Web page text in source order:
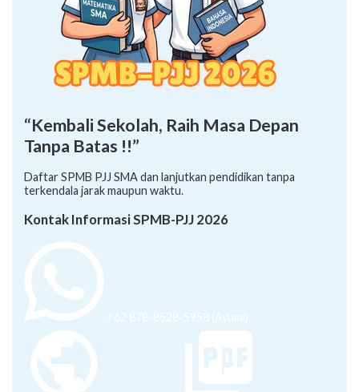
“Kembali Sekolah, Raih Masa Depan
Tanpa Batas !!”
Daftar SPMB PJJ SMA dan lanjutkan pendidikan tanpa
terkendala jarak maupun waktu.
Kontak Informasi SPMB-PJJ 2026
+62 878-8528-5958 (Ayumi)